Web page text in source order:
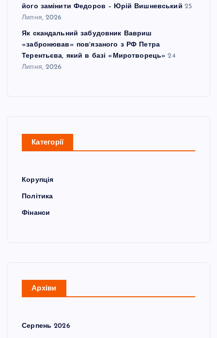
його замінити Федоров – Юрій Вишневський 25
Липня, 2026
Як скандальний забудовник Вавриш
«забронював» повʼязаного з РФ Петра
Терентьєва, який в базі «Миротворець» 24
Липня, 2026
Категорії
Корупція
Політика
Фінанси
Архіви
Серпень 2026